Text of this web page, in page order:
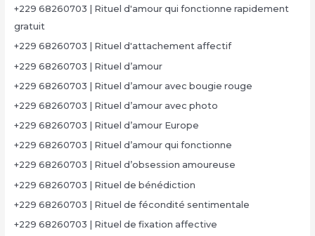
+229 68260703 | Rituel d'amour qui fonctionne rapidement
gratuit
+229 68260703 | Rituel d'attachement affectif
+229 68260703 | Rituel d’amour
+229 68260703 | Rituel d’amour avec bougie rouge
+229 68260703 | Rituel d’amour avec photo
+229 68260703 | Rituel d’amour Europe
+229 68260703 | Rituel d’amour qui fonctionne
+229 68260703 | Rituel d’obsession amoureuse
+229 68260703 | Rituel de bénédiction
+229 68260703 | Rituel de fécondité sentimentale
+229 68260703 | Rituel de fixation affective